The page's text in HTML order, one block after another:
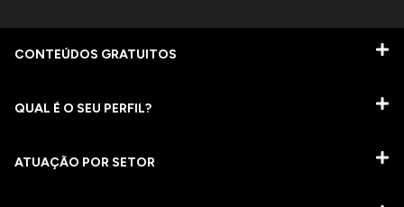
CONTEÚDOS GRATUITOS
QUAL É O SEU PERFIL?
ATUAÇÃO POR SETOR